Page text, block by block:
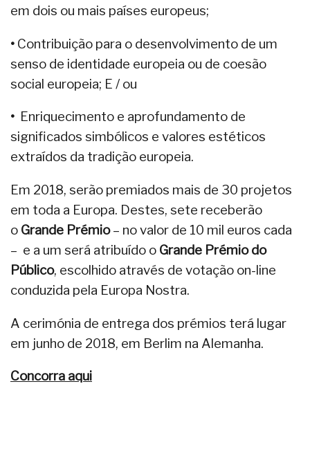
em dois ou mais países europeus;
• Contribuição para o desenvolvimento de um
senso de identidade europeia ou de coesão
social europeia; E / ou
• Enriquecimento e aprofundamento de
significados simbólicos e valores estéticos
extraídos da tradição europeia.
Em 2018, serão premiados mais de 30 projetos
em toda a Europa. Destes, sete receberão
o Grande Prémio– no valor de 10 mil euros cada
– e a um será atribuído o Grande Prémio do
Público, escolhido através de votação on-line
conduzida pela Europa Nostra.
A cerimónia de entrega dos prémios terá lugar
em junho de 2018, em Berlim na Alemanha.
Concorra aqui